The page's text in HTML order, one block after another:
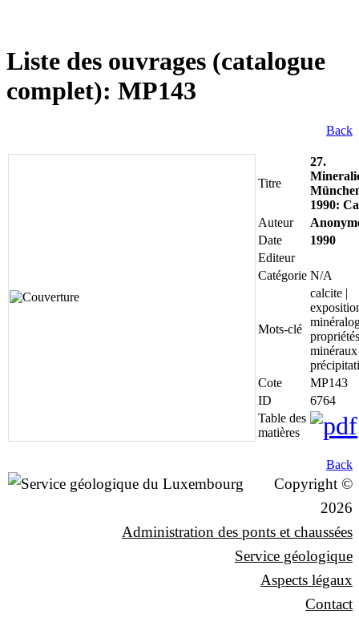
Liste des ouvrages (catalogue
complet): MP143
Back
Titre
27.
1990:
Auteur
Date
1990
Editeur
Catégorie N/A
Mots-clé
calcite |
minéraux
Cote
MP143
ID
6764
Table des
matières
Back
Copyright ©
2026
Administration des ponts et chaussées
Service géologique
Aspects légaux
Contact